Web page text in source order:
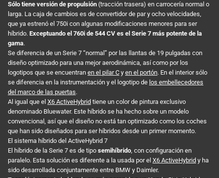
Sólo tiene versión de propulsión (tracción trasera) en carrocería normal o
larga. La caja de cambios es de convertidor de par y ocho velocidades,
que ya estrenó el 750i con algunas modificaciones menores para ser
híbrido. Exceptuando el 760i de 544 CV es el Serie 7 más potente de la
gama.
Se diferencia de un Serie 7 “normal” por las llantas de 19 pulgadas con
diseño optimizado para una mejor aerodinámica, así como por los
logotipos que se encuentran en el pilar C y en el portón. En el interior sólo
se diferencia en la instrumentación y el logotipo de los embellecedores
del marco de las puertas.
Al igual que el X6 ActiveHybrid tiene un color de pintura exclusivo
denominado Bluewater. Este híbrido se ha hecho sobre un modelo
convencional, así que el diseño no está tan optimizado como los coches
que han sido diseñados para ser híbridos desde un primer momento.
El sistema híbrido del ActiveHybrid 7
El híbrido de la Serie 7 es de tipo semihíbrido, con configuración en
paralelo. Esta solución es diferente a la usada por el X6 ActiveHybrid y ha
sido desarrollada conjuntamente entre BMW y Daimler.